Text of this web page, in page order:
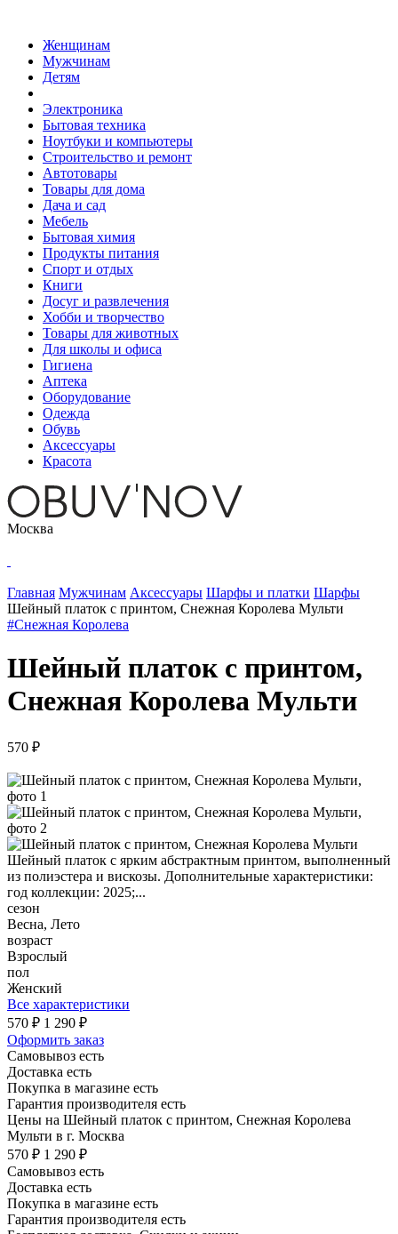
Женщинам
Мужчинам
Детям
Электроника
Бытовая техника
Ноутбуки и компьютеры
Строительство и ремонт
Автотовары
Товары для дома
Дача и сад
Мебель
Бытовая химия
Продукты питания
Спорт и отдых
Книги
Досуг и развлечения
Хобби и творчество
Товары для животных
Для школы и офиса
Гигиена
Аптека
Оборудование
Одежда
Обувь
Аксессуары
Красота
Москва
Главная Мужчинам Аксессуары Шарфы и платки Шарфы
Шейный платок с принтом, Снежная Королева Мульти
#Снежная Королева
Шейный платок с принтом,
Снежная Королева Мульти
570 ₽
Шейный платок с ярким абстрактным принтом, выполненный
из полиэстера и вискозы. Дополнительные характеристики:
год коллекции: 2025;...
сезон
Весна, Лето
возраст
Взрослый
пол
Женский
Все характеристики
570 ₽ 1 290 ₽
Оформить заказ
Самовывоз есть
Доставка есть
Покупка в магазине есть
Гарантия производителя есть
Цены на Шейный платок с принтом, Снежная Королева
Мульти в г. Москва
570 ₽ 1 290 ₽
Самовывоз есть
Доставка есть
Покупка в магазине есть
Гарантия производителя есть